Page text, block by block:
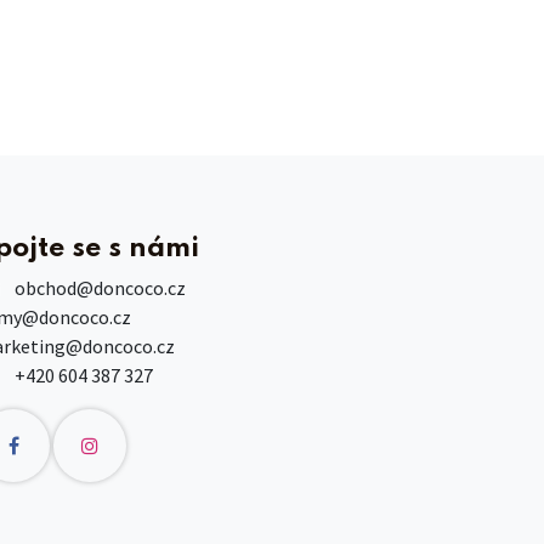
se s námi
obchod@doncoco.cz
+420 604 387 327